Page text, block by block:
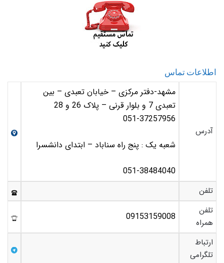
اطلاعات تماس
آدرس
مشهد-دفتر مرکزی – خیابان تعبدی – بین
تعبدی 7 و بلوار قرنی – پلاک 26 و 28
051-37257956
شعبه یک : پنج راه سناباد – ابتدای دانشسرا
051-38484040
تلفن
تلفن
همراه
09153159008
ارتباط
تلگرامی